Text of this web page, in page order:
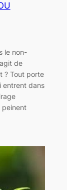
le non-
de
? Tout porte
entrent dans
peinent